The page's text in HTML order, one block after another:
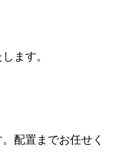
ます。
配置までお任せく